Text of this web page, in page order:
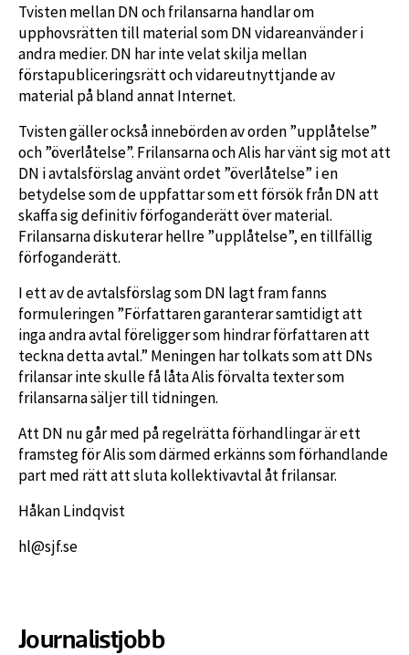
Tvisten mellan DN och frilansarna handlar om
upphovsrätten till material som DN vidareanvänder i
andra medier. DN har inte velat skilja mellan
förstapubliceringsrätt och vidareutnyttjande av
material på bland annat Internet.
Tvisten gäller också innebörden av orden ”upplåtelse”
och ”överlåtelse”. Frilansarna och Alis har vänt sig mot att
DN i avtalsförslag använt ordet ”överlåtelse” i en
betydelse som de uppfattar som ett försök från DN att
skaffa sig definitiv förfoganderätt över material.
Frilansarna diskuterar hellre ”upplåtelse”, en tillfällig
förfoganderätt.
I ett av de avtalsförslag som DN lagt fram fanns
formuleringen ”Författaren garanterar samtidigt att
inga andra avtal föreligger som hindrar författaren att
teckna detta avtal.” Meningen har tolkats som att DNs
frilansar inte skulle få låta Alis förvalta texter som
frilansarna säljer till tidningen.
Att DN nu går med på regelrätta förhandlingar är ett
framsteg för Alis som därmed erkänns som förhandlande
part med rätt att sluta kollektivavtal åt frilansar.
Håkan Lindqvist
hl@sjf.se
Journalistjobb